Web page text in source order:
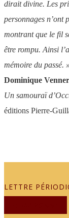
dirait divine. Les
personnages n’ont
montrant que le fil
être rompu. Ainsi
mémoire du passé. »
Dominique Venner
Un samouraï
éditions Pierre-
LETTRE